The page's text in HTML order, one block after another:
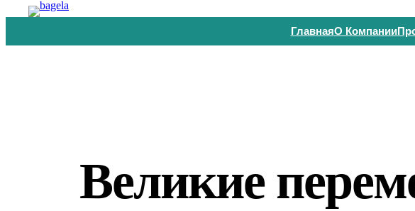
Перейти
содержимому
ГлавнаяО Компании
Великие